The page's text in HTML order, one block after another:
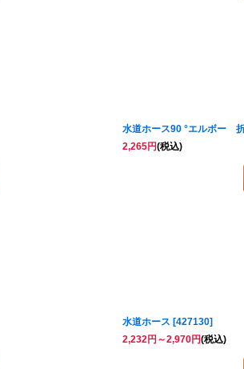
水道ホース90 °エルボー
2,265円(税込)
水道ホース [427130]
2,232円 ～2,970円(税込)